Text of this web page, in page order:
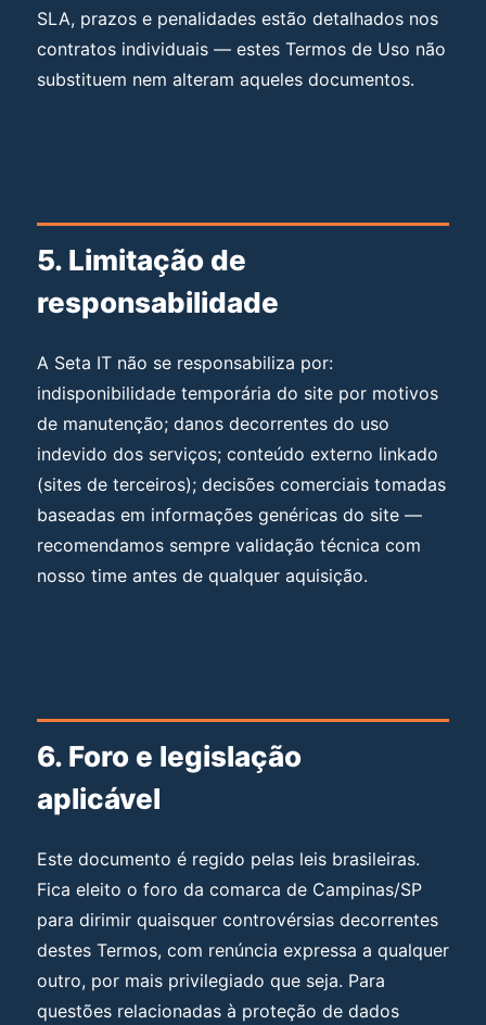
SLA, prazos e penalidades estão detalhados nos
contratos individuais — estes Termos de Uso não
substituem nem alteram aqueles documentos.
5. Limitação de
responsabilidade
A Seta IT não se responsabiliza por:
indisponibilidade temporária do site por motivos
de manutenção; danos decorrentes do uso
indevido dos serviços; conteúdo externo linkado
(sites de terceiros); decisões comerciais tomadas
baseadas em informações genéricas do site —
recomendamos sempre validação técnica com
nosso time antes de qualquer aquisição.
6. Foro e legislação
aplicável
Este documento é regido pelas leis brasileiras.
Fica eleito o foro da comarca de Campinas/SP
para dirimir quaisquer controvérsias decorrentes
destes Termos, com renúncia expressa a qualquer
outro, por mais privilegiado que seja. Para
questões relacionadas à proteção de dados